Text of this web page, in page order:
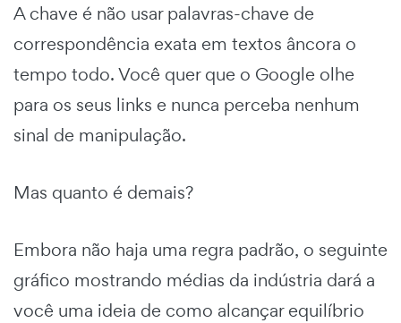
A chave é não usar palavras-chave de
correspondência exata em textos âncora o
tempo todo. Você quer que o Google olhe
para os seus links e nunca perceba nenhum
sinal de manipulação.
Mas quanto é demais?
Embora não haja uma regra padrão, o seguinte
gráfico mostrando médias da indústria dará a
você uma ideia de como alcançar equilíbrio